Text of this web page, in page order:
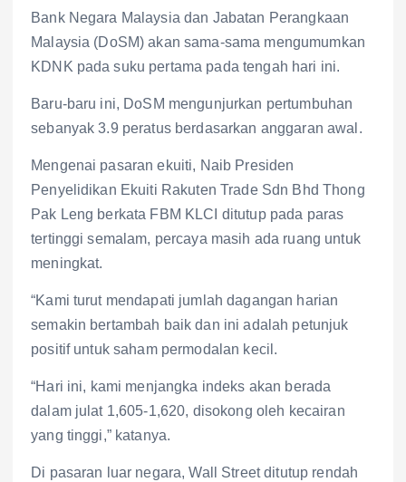
Bank Negara Malaysia dan Jabatan Perangkaan
Malaysia (DoSM) akan sama-sama mengumumkan
KDNK pada suku pertama pada tengah hari ini.
Baru-baru ini, DoSM mengunjurkan pertumbuhan
sebanyak 3.9 peratus berdasarkan anggaran awal.
Mengenai pasaran ekuiti, Naib Presiden
Penyelidikan Ekuiti Rakuten Trade Sdn Bhd Thong
Pak Leng berkata FBM KLCI ditutup pada paras
tertinggi semalam, percaya masih ada ruang untuk
meningkat.
“Kami turut mendapati jumlah dagangan harian
semakin bertambah baik dan ini adalah petunjuk
positif untuk saham permodalan kecil.
“Hari ini, kami menjangka indeks akan berada
dalam julat 1,605-1,620, disokong oleh kecairan
yang tinggi,” katanya.
Di pasaran luar negara, Wall Street ditutup rendah